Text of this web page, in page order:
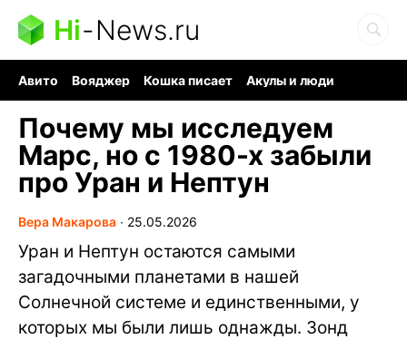
Hi-News.ru
Авито Вояджер Кошка писает
Акулы и люди
Почему мы исследуем
Марс, но с 1980-х забыли
про Уран и Нептун
Вера Макарова ∙ 25.05.2026
Уран и Нептун остаются самыми
загадочными планетами в нашей
Солнечной системе и единственными, у
которых мы были лишь однажды. Зонд